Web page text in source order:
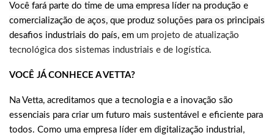
Você fará parte do time de uma empresa líder na produção e
comercialização de aços, que produz soluções para os principais
desafios industriais do país, em um projeto de atualização
tecnológica dos sistemas industriais e de logística.
VOCÊ JÁ CONHECE A VETTA?
Na Vetta, acreditamos que a tecnologia e a inovação são
essenciais para criar um futuro mais sustentável e eficiente para
todos. Como uma empresa líder em digitalização industrial,